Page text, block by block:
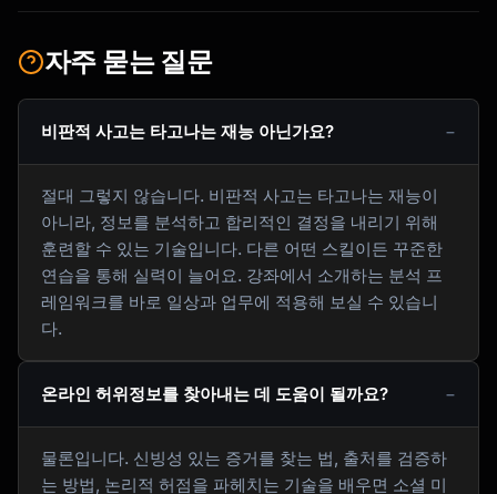
자주 묻는 질문
비판적 사고는 타고나는 재능 아닌가요?
절대 그렇지 않습니다. 비판적 사고는 타고나는 재능이
아니라, 정보를 분석하고 합리적인 결정을 내리기 위해
훈련할 수 있는 기술입니다. 다른 어떤 스킬이든 꾸준한
연습을 통해 실력이 늘어요. 강좌에서 소개하는 분석 프
레임워크를 바로 일상과 업무에 적용해 보실 수 있습니
다.
온라인 허위정보를 찾아내는 데 도움이 될까요?
물론입니다. 신빙성 있는 증거를 찾는 법, 출처를 검증하
는 방법, 논리적 허점을 파헤치는 기술을 배우면 소셜 미